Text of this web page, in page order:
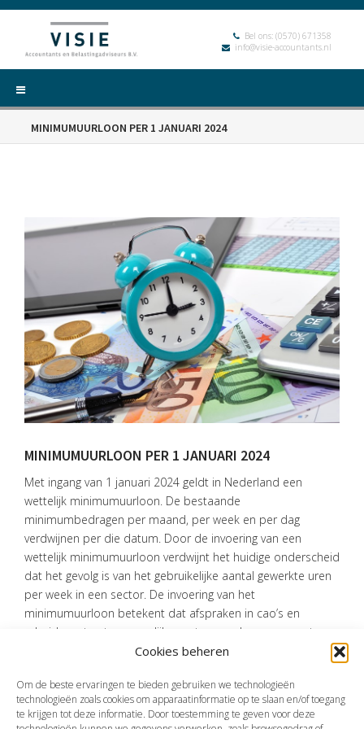
Cookies beheren
Om de beste ervaringen te bieden gebruiken we technologieën
technologieën zoals cookies om apparaatinformatie op te slaan en/of toegang
te krijgen tot deze informatie. Door toestemming te geven voor deze
Bel ons: (0570) 671358
info@visie-accountants.nl
HOME
DIENSTEN
OVER
VISIE
ACTUEEL
VACATURES
CONTACT
MINIMUMUURLOON PER 1 JANUARI 2024
MINIMUMUURLOON PER 1 JANUARI 2024
Met ingang van 1 januari 2024 geldt in Nederland een
wettelijk minimumuurloon. De bestaande
minimumbedragen per maand, per week en per dag
verdwijnen per die datum. Door de invoering van een
wettelijk minimumuurloon verdwijnt het huidige onderscheid
dat het gevolg is van het gebruikelijke aantal gewerkte uren
per week in een sector. De invoering van het
minimumuurloon betekent dat afspraken in cao’s en
arbeidscontracten mogelijk moeten worden aangepast.
Bron:Ministerie van Sociale Zaken en Werkgelegenheid | wetswijziging |